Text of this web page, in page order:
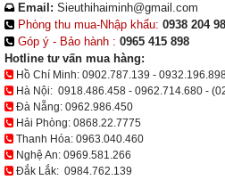
Email: Sieuthihaiminh@gmail.com
Phòng thu mua-Nhập khẩu: 0938 204
Góp ý - Bảo hành : 0965 415 898
Hotline tư vấn mua hàng:
Hồ Chí Minh: 0902.787.139 -
Hà Nội: 0918.486.458 - 0962.714.680 -
Đà Nẵng: 0962.986.450
Hải Phòng: 0868.22.7775
Thanh Hóa: 0963.040.460
Nghệ An: 0969.581.266
Đắk Lắk: 0984.762.139